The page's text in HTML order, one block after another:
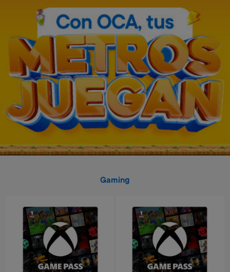
Casco con luz azul
Art. 684
7.100 Metros
1.420 Metros + 4 x $470
Casco con luz rosa
Art. 2.266
7.100 Metros
1.420 Metros + 4 x $470
Set de protección infantil
Art. 2.265
5.700 Metros
1.140 Metros + 4 x $380
Pelota basket n° 3 Capitan
América
Art. 2.517
1.200 Metros
240 Metros + 4 x $80
Gaming